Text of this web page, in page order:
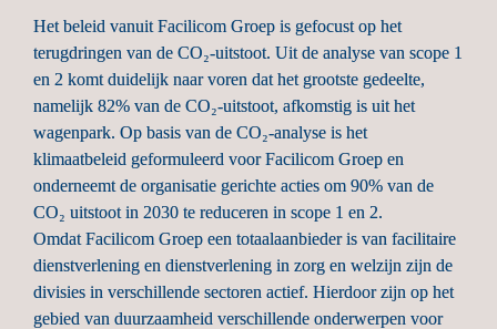
Het beleid vanuit Facilicom Groep is gefocust op het
terugdringen van de CO₂-uitstoot. Uit de analyse van scope 1
en 2 komt duidelijk naar voren dat het grootste gedeelte,
namelijk 82% van de CO₂-uitstoot, afkomstig is uit het
wagenpark. Op basis van de CO₂-analyse is het
klimaatbeleid geformuleerd voor Facilicom Groep en
onderneemt de organisatie gerichte acties om 90% van de
CO₂ uitstoot in 2030 te reduceren in scope 1 en 2.
Omdat Facilicom Groep een totaalaanbieder is van facilitaire
dienstverlening en dienstverlening in zorg en welzijn zijn de
divisies in verschillende sectoren actief. Hierdoor zijn op het
gebied van duurzaamheid verschillende onderwerpen voor